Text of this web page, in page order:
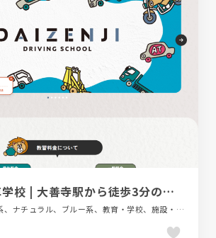
大善寺自動車学校 | 大善寺駅から徒歩3分の駅チカ自動車学校
イラスト、グレー系、ナチュラル、ブルー系、教育・学校、施設・店舗サイト、自動車・乗り物・交通